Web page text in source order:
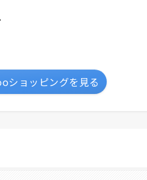
ショッピングを見る